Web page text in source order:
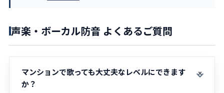
声楽・ボーカル防音 よくあるご質問
マンションで歌っても大丈夫なレベルにできます
か？